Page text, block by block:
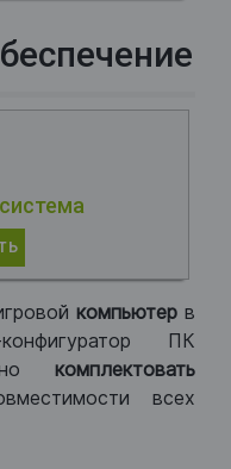
компьютер в
ПК
комплектовать
всех